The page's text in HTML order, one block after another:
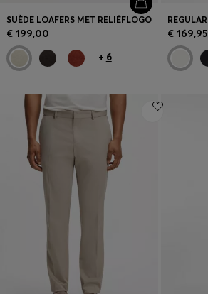
SUÈDE LOAFERS MET RELIËFLOGO
€ 199,00
+ 6
€ 169,95